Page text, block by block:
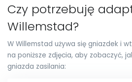
Czy potrzebuję
Willemstad?
W Willemstad używa się gniazdek i
na poniższe zdjęcia, aby zobaczyć,
gniazda zasilania: